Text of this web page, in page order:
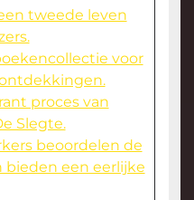
tweede leven
voor
proces van
Slegte.
beoordelen de
bieden een eerlijke